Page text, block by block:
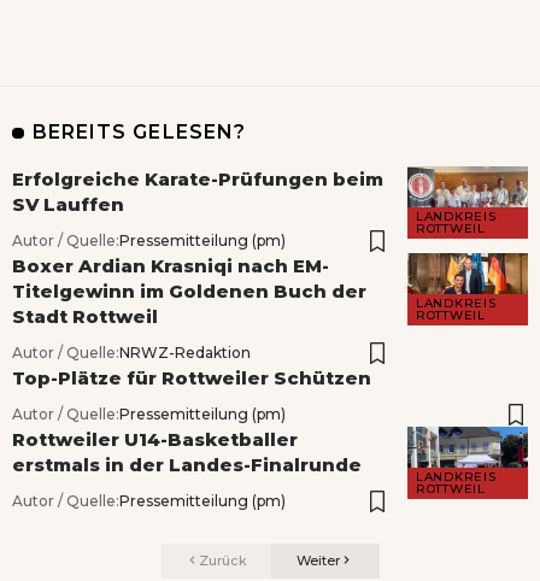
BEREITS GELESEN?
LANDKREIS
ROTTWEIL
Erfolgreiche Karate-Prüfungen beim
SV Lauffen
Autor / Quelle:Pressemitteilung (pm)
LANDKREIS
ROTTWEIL
Boxer Ardian Krasniqi nach EM-
Titelgewinn im Goldenen Buch der
Stadt Rottweil
Autor / Quelle:NRWZ-Redaktion
Top-Plätze für Rottweiler Schützen
Autor / Quelle:Pressemitteilung (pm)
LANDKREIS
ROTTWEIL
Rottweiler U14-Basketballer
erstmals in der Landes-Finalrunde
Autor / Quelle:Pressemitteilung (pm)
Zurück Weiter